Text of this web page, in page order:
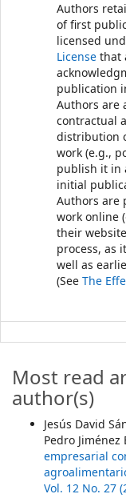
Authors
of first
licensed
License that
publication
Authors are
contractual
distribution
work (e.g.,
publish it in
initial
Authors are
work online
their
process, as
well as
(See The
Most read
author(s)
Jesús David
Pedro Jiménez
empresarial
Vol. 12 No. 27